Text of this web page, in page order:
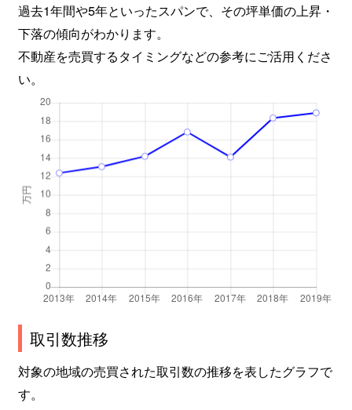
過去1年間や5年といったスパンで、その坪単価の上昇・
下落の傾向がわかります。
不動産を売買するタイミングなどの参考にご活用くださ
い。
取引数推移
対象の地域の売買された取引数の推移を表したグラフで
す。